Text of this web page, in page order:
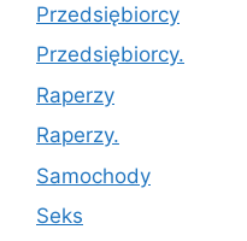
Przedsiębiorcy
Przedsiębiorcy.
Raperzy
Raperzy.
Samochody
Seks